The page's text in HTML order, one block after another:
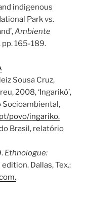
indigenous
Park vs.
Ambiente
pp. 165-189.
Sousa Cruz,
2008, ‘Ingarikó’,
Socioambiental,
povo/ingariko.
Brasil, relatório
Ethnologue:
Dallas, Tex.: